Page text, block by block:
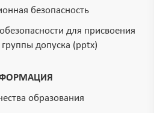
безопасность
для присвоения
допуска (pptx)
образования